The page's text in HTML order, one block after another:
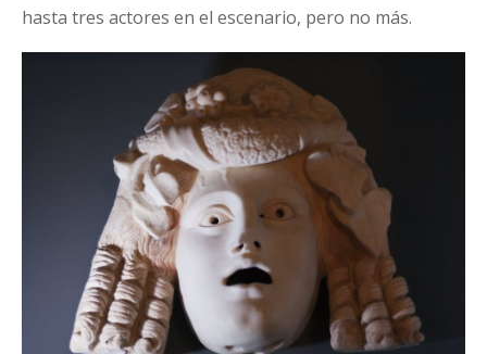
hasta tres actores en el escenario, pero no más.